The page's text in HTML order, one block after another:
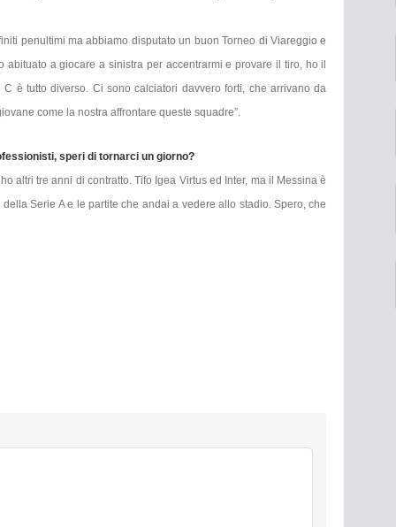
penultimi ma abbiamo disputato un buon Torneo di Viareggio e
a giocare a sinistra per accentrarmi e provare il tiro, ho il
è tutto diverso. Ci sono calciatori davvero forti, che arrivano da
come la nostra affrontare queste squadre”.
speri di tornarci un giorno?
altri tre anni di contratto. Tifo Igea Virtus ed Inter, ma il Messina è
Serie A e le partite che andai a vedere allo stadio. Spero, che